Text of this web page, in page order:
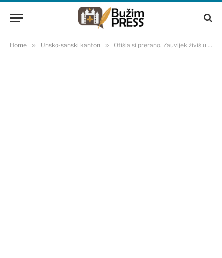
Home » Unsko-sanski kanton » Otišla si prerano. Zauvijek živiš u našim srcima